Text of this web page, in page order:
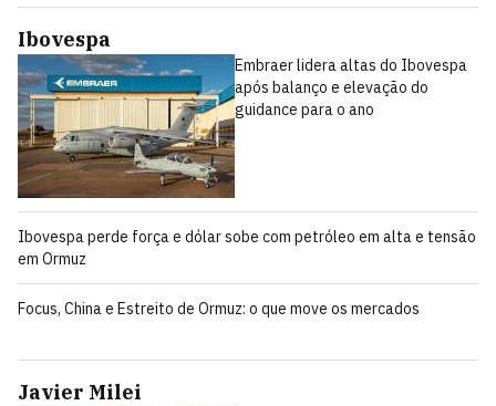
Ibovespa
Embraer lidera altas do Ibovespa
após balanço e elevação do
guidance para o ano
Ibovespa perde força e dólar sobe com petróleo em alta e tensão
em Ormuz
Focus, China e Estreito de Ormuz: o que move os mercados
Javier Milei